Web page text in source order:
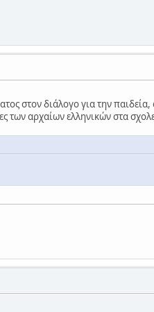
στον διάλογο για την παιδεία,
των αρχαίων ελληνικών στα